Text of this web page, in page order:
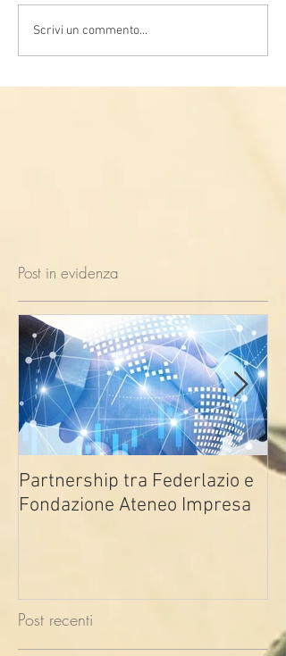
Scrivi un commento...
Post in evidenza
Partnership tra Federlazio e
Fondazione Ateneo Impresa
Post recenti